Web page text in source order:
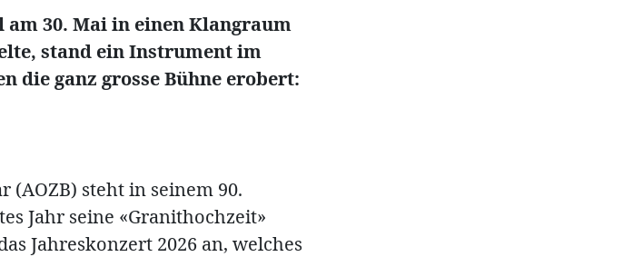
30. Mai in einen Klangraum
stand ein Instrument im
die ganz grosse Bühne erobert:
(AOZB) steht in seinem 90.
Jahr seine «Granithochzeit»
Jahreskonzert 2026 an, welches